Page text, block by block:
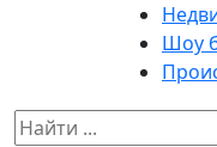
Шоу